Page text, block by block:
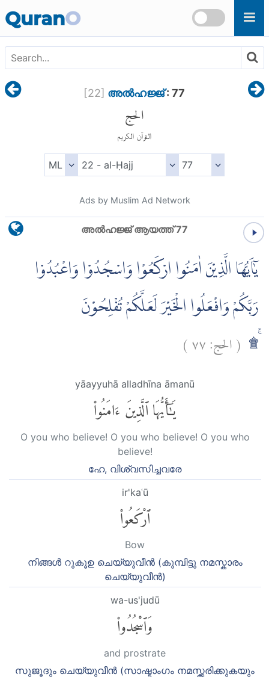
QuranO
[22] അല്‍ഹജ്ജ്: 77
الحج
القرآن الكريم
Ads by Muslim Ad Network
അല്‍ഹജ്ജ് ആയത്ത് 77
يٰٓاَيُّهَا الَّذِيْنَ اٰمَنُوا ارْكَعُوْا وَاسْجُدُوْا وَاعْبُدُوْا
رَبَّكُمْ وَافْعَلُوا الْخَيْرَ لَعَلَّكُمْ تُفْلِحُوْنَ
ۚ۩ (الحج:٧٧)
yāayyuhā alladhīna āmanū
يَٰٓأَيُّهَا ٱلَّذِينَ ءَامَنُوا۟
O you who believe! O you who believe! O you who
believe!
ഹേ, വിശ്വസിച്ചവരേ
ir'kaʿū
ٱرْكَعُوا۟
Bow
നിങ്ങള്‍ റുകൂഉ ചെയ്യുവീന്‍ (കുമ്പിട്ടു നമസ്കാരം
ചെയ്യുവീന്‍)
wa-us'judū
وَٱسْجُدُوا۟
and prostrate
സുജൂദും ചെയ്യുവീന്‍ (സാഷ്ടാംഗം നമസ്ക്കരിക്കുകയും